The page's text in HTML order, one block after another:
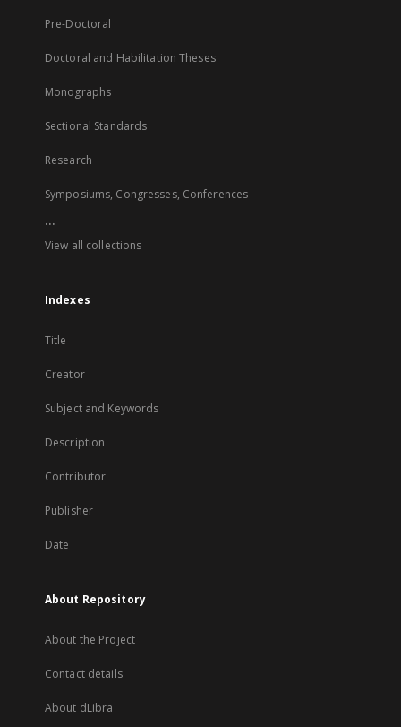
Pre-Doctoral
Doctoral and Habilitation Theses
Monographs
Sectional Standards
Research
Symposiums, Congresses, Conferences
...
View all collections
Indexes
Title
Creator
Subject and Keywords
Description
Contributor
Publisher
Date
About Repository
About the Project
Contact details
About dLibra